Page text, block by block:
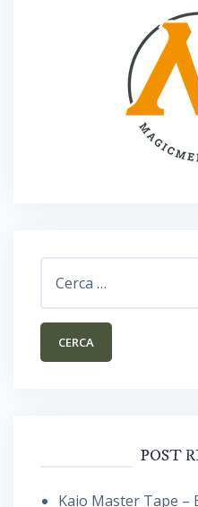
POST
Kaio Master Tape –